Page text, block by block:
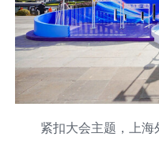
紧扣大会主题，上